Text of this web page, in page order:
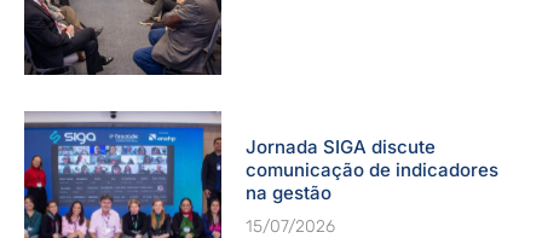
Jornada SIGA discute
comunicação de indicadores
na gestão
15/07/2026